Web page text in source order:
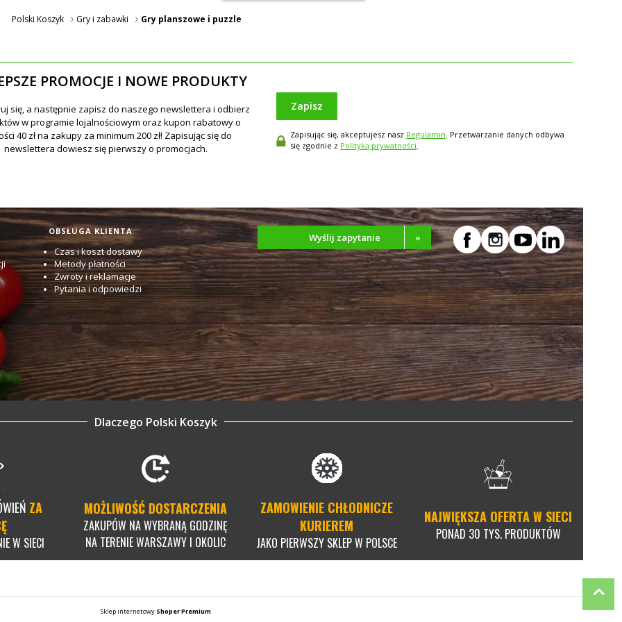
Polski Koszyk Gry i zabawki Gry planszowe i puzzle
PROMOCJE I NOWE PRODUKTY
Zapisz
Zapisując się, akceptujesz nasz Regulamin. Przetwarzanie danych odbywa
się zgodnie z Polityką prywatności.
OBSŁUGA KLIENTA
Czas i koszt dostawy
Metody płatności
Zwroty i reklamacje
Pytania i odpowiedzi
Wyślij zapytanie »
Dlaczego Polski Koszyk
ZA
W SIECI
MOŻLIWOŚĆ DOSTARCZENIA
ZAKUPÓW NA WYBRANĄ GODZINĘ
NA TERENIE WARSZAWY I OKOLIC
ZAMOWIENIE CHŁODNICZE
KURIEREM
JAKO PIERWSZY SKLEP W POLSCE
NAJWIĘKSZA OFERTA W SIECI
PONAD 30 TYS. PRODUKTÓW
Sklep internetowy Shoper Premium